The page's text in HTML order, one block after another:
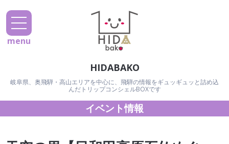
HIDABAKO
岐阜県、奥飛騨・高山エリアを中心に、飛騨の情報をギュッギュッと詰め込
んだトリップコンシェルBOXです
menu
イベント情報